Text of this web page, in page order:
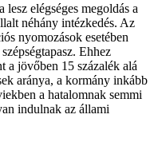
elégséges megoldás a
néhány intézkedés. Az
nyomozások esetében
Ehhez
a jövőben 15 százalék alá
aránya, a kormány inkább
a hatalomnak semmi
indulnak az állami